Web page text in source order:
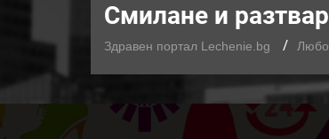
Смилане и
Здравен портал Lechenie.bg